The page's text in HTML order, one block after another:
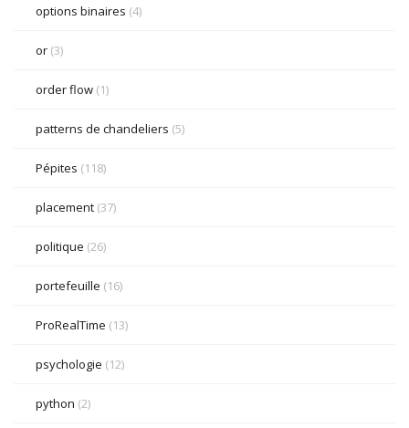
options binaires (4)
or (3)
order flow (1)
patterns de chandeliers (5)
Pépites (118)
placement (37)
politique (26)
portefeuille (16)
ProRealTime (13)
psychologie (12)
python (2)